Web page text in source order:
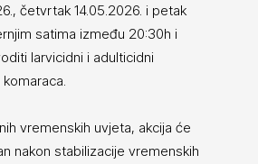
četvrtak 14.05.2026. i petak
satima između 20:30h i
larvicidni i adulticidni
vremenskih uvjeta, akcija će
nakon stabilizacije vremenskih